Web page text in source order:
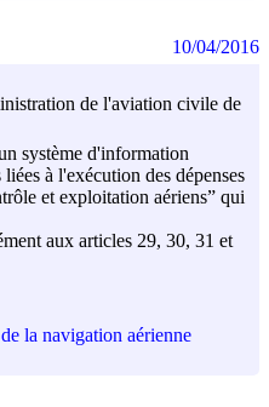
de l'aviation civile de
système d'information
à l'exécution des dépenses
et exploitation aériens” qui
aux articles 29, 30, 31 et
la navigation aérienne
10/04/2016